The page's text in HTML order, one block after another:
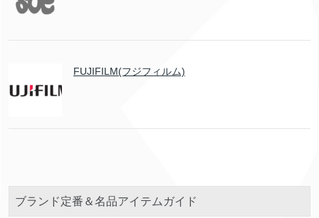
FUJIFILM(フジフィルム)
ブランド定番＆名品アイテムガイド